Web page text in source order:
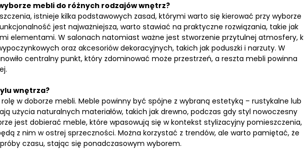
mebli do różnych rodzajów wnętrz?
istnieje kilka podstawowych zasad, którymi warto się kierować przy wyborze
jest najważniejsza, warto stawiać na praktyczne rozwiązania, takie jak
elementami. W salonach natomiast ważne jest stworzenie przytulnej atmosfery,
oraz akcesoriów dekoracyjnych, takich jak poduszki i narzuty. W
centralny punkt, który zdominować może przestrzeń, a reszta mebli powinna
wnętrza?
w doborze mebli. Meble powinny być spójne z wybraną estetyką – rustykalne lub
użycia naturalnych materiałów, takich jak drewno, podczas gdy styl nowoczesny
jest dobierać meble, które wpasowują się w kontekst stylizacyjny pomieszczenia,
z nim w ostrej sprzeczności. Można korzystać z trendów, ale warto pamiętać, że
czasu, stając się ponadczasowym wyborem.